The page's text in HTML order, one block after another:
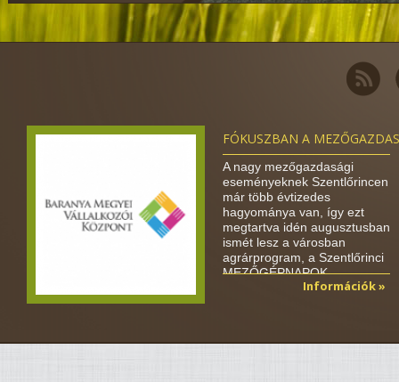
FÓKUSZBAN A
A nagy mezőgazdasági
eseményeknek Szentlőrincen
már több évtizedes
hagyománya van, így ezt
megtartva idén augusztusban
ismét lesz a városban
agrárprogram, a Szentlőrinci
MEZŐGÉPNAPOK,…
Információk »